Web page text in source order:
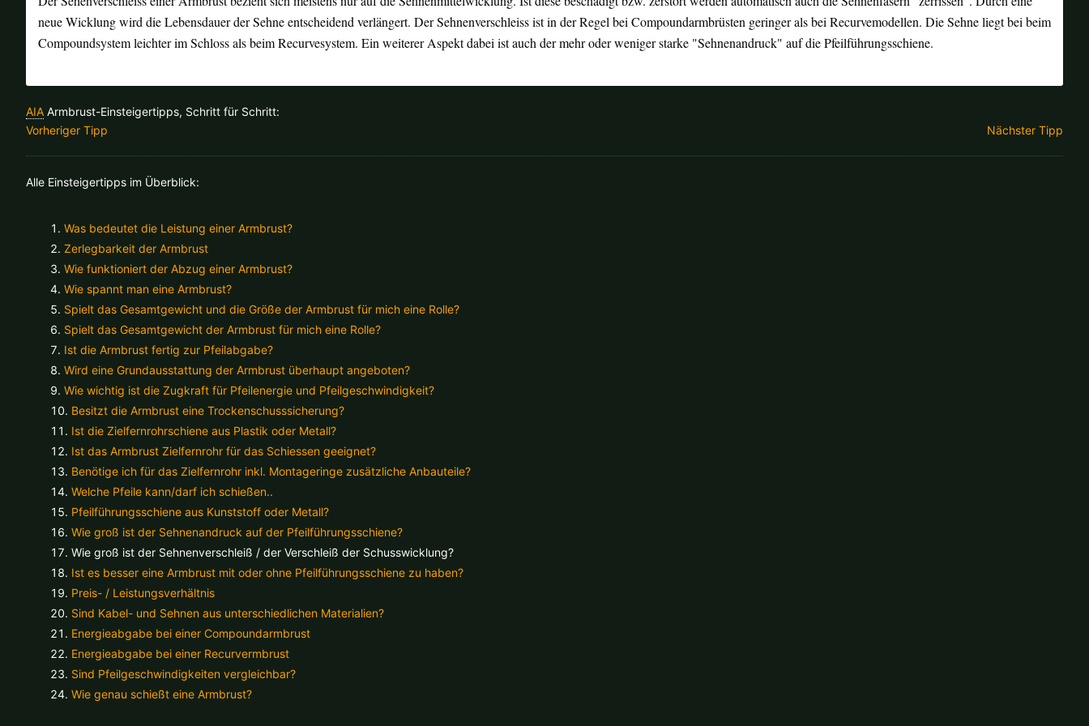
neue Wicklung wird die Lebensdauer der Sehne entscheidend verlängert. Der Sehnenverschleiss ist in der Regel bei Compoundarmbrüsten geringer als bei Recurvemodellen. Die Sehne liegt bei beim
Compoundsystem leichter im Schloss als beim Recurvesystem. Ein weiterer Aspekt dabei ist auch der mehr oder weniger starke "Sehnenandruck" auf die Pfeilführungsschiene.
AIA Armbrust-Einsteigertipps, Schritt für Schritt:
Vorheriger Tipp
Nächster Tipp
Alle Einsteigertipps im Überblick:
Was bedeutet die Leistung einer Armbrust?
Zerlegbarkeit der Armbrust
Wie funktioniert der Abzug einer Armbrust?
Wie spannt man eine Armbrust?
Spielt das Gesamtgewicht und die Größe der Armbrust für mich eine Rolle?
Spielt das Gesamtgewicht der Armbrust für mich eine Rolle?
Ist die Armbrust fertig zur Pfeilabgabe?
Wird eine Grundausstattung der Armbrust überhaupt angeboten?
Wie wichtig ist die Zugkraft für Pfeilenergie und Pfeilgeschwindigkeit?
Besitzt die Armbrust eine Trockenschusssicherung?
Ist die Zielfernrohrschiene aus Plastik oder Metall?
Ist das Armbrust Zielfernrohr für das Schiessen geeignet?
Benötige ich für das Zielfernrohr inkl. Montageringe zusätzliche Anbauteile?
Welche Pfeile kann/darf ich schießen..
Pfeilführungsschiene aus Kunststoff oder Metall?
Wie groß ist der Sehnenandruck auf der Pfeilführungsschiene?
Wie groß ist der Sehnenverschleiß / der Verschleiß der Schusswicklung?
Ist es besser eine Armbrust mit oder ohne Pfeilführungsschiene zu haben?
Preis- / Leistungsverhältnis
Sind Kabel- und Sehnen aus unterschiedlichen Materialien?
Energieabgabe bei einer Compoundarmbrust
Energieabgabe bei einer Recurvermbrust
Sind Pfeilgeschwindigkeiten vergleichbar?
Wie genau schießt eine Armbrust?
Sollte Ihr Land nicht verfübar sein, keine Sorge - wählen Sie einfach "Deutschland" aus. Und erfragen die Versandkosten bei der Bestellung.